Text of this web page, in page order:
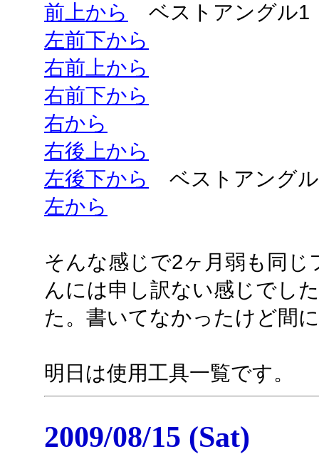
前上から
ベストアングル1
左前下から
右前上から
右前下から
右から
右後上から
左後下から
ベストアング
左から
そんな感じで2ヶ月弱も同
んには申し訳ない感じでし
た。書いてなかったけど間
明日は使用工具一覧です。
2009/08/15 (Sat)